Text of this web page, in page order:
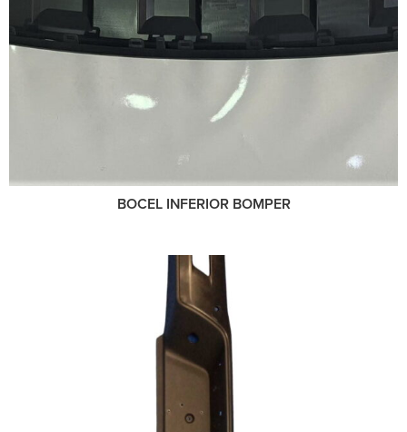
BOCEL INFERIOR BOMPER